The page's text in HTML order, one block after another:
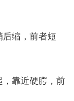
缩，前者短
靠近硬腭，前